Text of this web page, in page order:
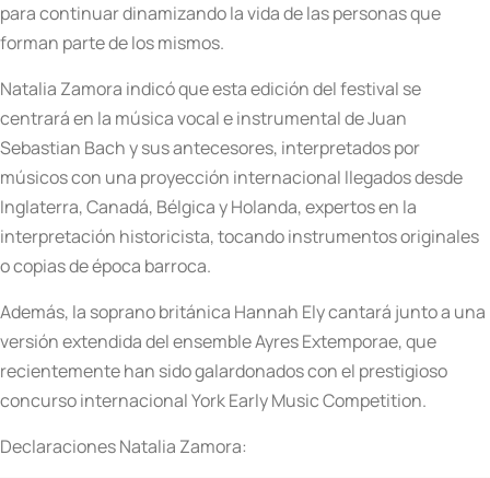
para continuar dinamizando la vida de las personas que
forman parte de los mismos.
Natalia Zamora indicó que esta edición del festival se
centrará en la música vocal e instrumental de Juan
Sebastian Bach y sus antecesores, interpretados por
músicos con una proyección internacional llegados desde
Inglaterra, Canadá, Bélgica y Holanda, expertos en la
interpretación historicista, tocando instrumentos originales
o copias de época barroca.
Además, la soprano británica Hannah Ely cantará junto a una
versión extendida del ensemble Ayres Extemporae, que
recientemente han sido galardonados con el prestigioso
concurso internacional York Early Music Competition.
Declaraciones Natalia Zamora: